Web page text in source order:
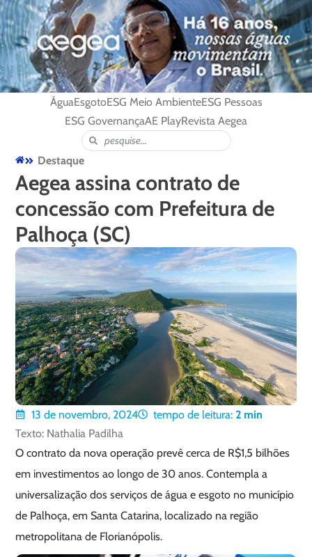
ÁguaEsgotoESG Meio AmbienteESG Pessoas
ESG GovernançaAE PlayRevista Aegea
Destaque
Aegea assina contrato de
concessão com Prefeitura de
Palhoça (SC)
13 de novembro, 2024 tempo de leitura: 2 min
Texto: Nathalia Padilha
O contrato da nova operação prevê cerca de R$1,5 bilhões
em investimentos ao longo de 30 anos. Contempla a
universalização dos serviços de água e esgoto no município
de Palhoça, em Santa Catarina, localizado na região
metropolitana de Florianópolis.